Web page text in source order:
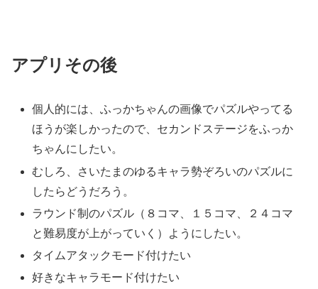
アプリその後
個人的には、ふっかちゃんの画像でパズルやってる
ほうが楽しかったので、セカンドステージをふっか
ちゃんにしたい。
むしろ、さいたまのゆるキャラ勢ぞろいのパズルに
したらどうだろう。
ラウンド制のパズル（８コマ、１５コマ、２４コマ
と難易度が上がっていく）ようにしたい。
タイムアタックモード付けたい
好きなキャラモード付けたい